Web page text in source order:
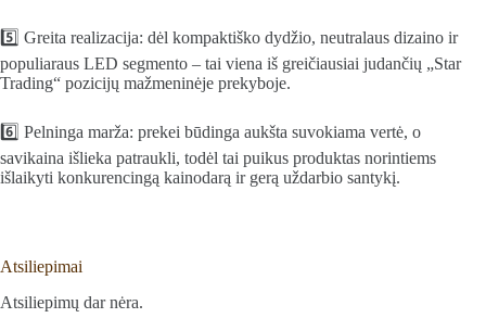
5️⃣ Greita realizacija: dėl kompaktiško dydžio, neutralaus dizaino ir
populiaraus LED segmento – tai viena iš greičiausiai judančių „Star
Trading“ pozicijų mažmeninėje prekyboje.
6️⃣ Pelninga marža: prekei būdinga aukšta suvokiama vertė, o
savikaina išlieka patraukli, todėl tai puikus produktas norintiems
išlaikyti konkurencingą kainodarą ir gerą uždarbio santykį.
Atsiliepimai
Atsiliepimų dar nėra.